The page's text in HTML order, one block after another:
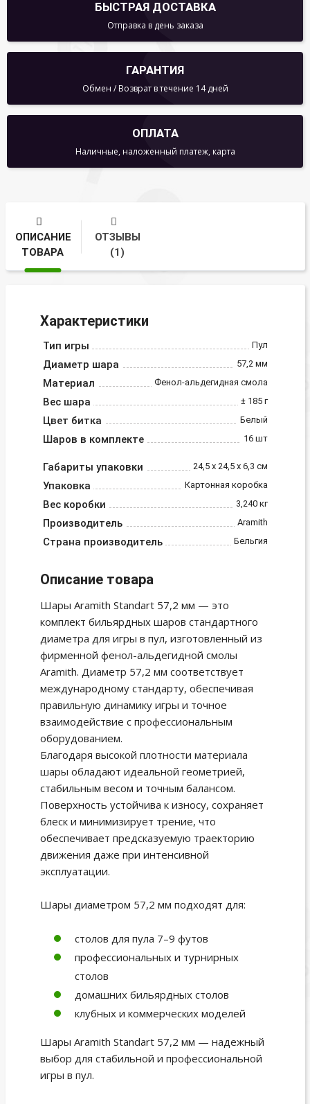
БЫСТРАЯ ДОСТАВКА
Отправка в день заказа
ГАРАНТИЯ
Обмен / Возврат в течение 14 дней
ОПЛАТА
Наличные, наложенный платеж, карта
ОПИСАНИЕ
ТОВАРА
ОТЗЫВЫ
(1)
Характеристики
Тип игры Пул
Диаметр шара 57,2 мм
Материал Фенол-альдегидная смола
Вес шара ± 185 г
Цвет битка Белый
Шаров в комплекте 16 шт
Габариты упаковки 24,5 х 24,5 х 6,3 см
Упаковка Картонная коробка
Вес коробки 3,240 кг
Производитель Aramith
Страна производитель Бельгия
Описание товара
Шары Aramith Standart 57,2 мм — это
комплект бильярдных шаров стандартного
диаметра для игры в пул, изготовленный из
фирменной фенол-альдегидной смолы
Aramith. Диаметр 57,2 мм соответствует
международному стандарту, обеспечивая
правильную динамику игры и точное
взаимодействие с профессиональным
оборудованием.
Благодаря высокой плотности материала
шары обладают идеальной геометрией,
стабильным весом и точным балансом.
Поверхность устойчива к износу, сохраняет
блеск и минимизирует трение, что
обеспечивает предсказуемую траекторию
движения даже при интенсивной
эксплуатации.
Шары диаметром 57,2 мм подходят для:
столов для пула 7–9 футов
профессиональных и турнирных
столов
домашних бильярдных столов
клубных и коммерческих моделей
Шары Aramith Standart 57,2 мм — надежный
выбор для стабильной и профессиональной
игры в пул.